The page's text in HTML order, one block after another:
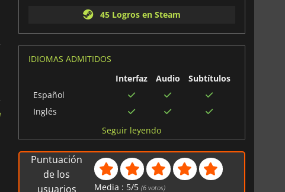
45 Logros en Steam
IDIOMAS ADMITIDOS
Interfaz
Audio
Subtítulos
Español
Inglés
Sueco
Tailandés
Seguir leyendo
Puntuación
de los
usuarios
Media : 5/5 (6 votos)